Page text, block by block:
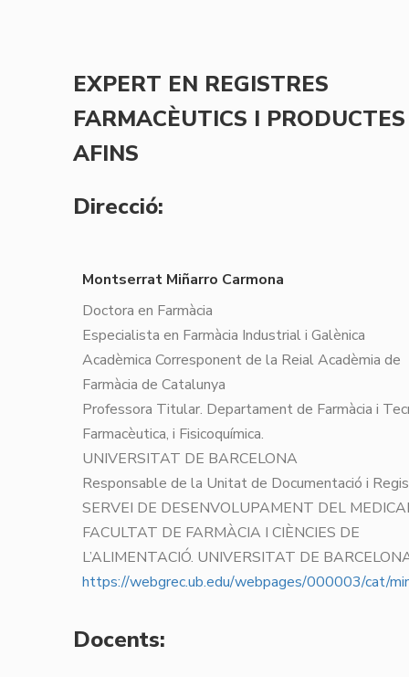
EXPERT EN REGISTRES
FARMACÈUTICS I PRODUCTES
AFINS
Direcció:
Montserrat Miñarro Carmona
Doctora en Farmàcia
Especialista en Farmàcia Industrial i Galènica
Acadèmica Corresponent de la Reial Acadèmia de
Farmàcia de Catalunya
Professora Titular. Departament de Farmàcia i
Farmacèutica, i Fisicoquímica.
UNIVERSITAT DE BARCELONA
Responsable de la Unitat de Documentació i
SERVEI DE DESENVOLUPAMENT DEL
FACULTAT DE FARMÀCIA I CIÈNCIES DE
L’ALIMENTACIÓ. UNIVERSITAT DE
https://webgrec.ub.edu/webpages/000003/cat/
Docents: